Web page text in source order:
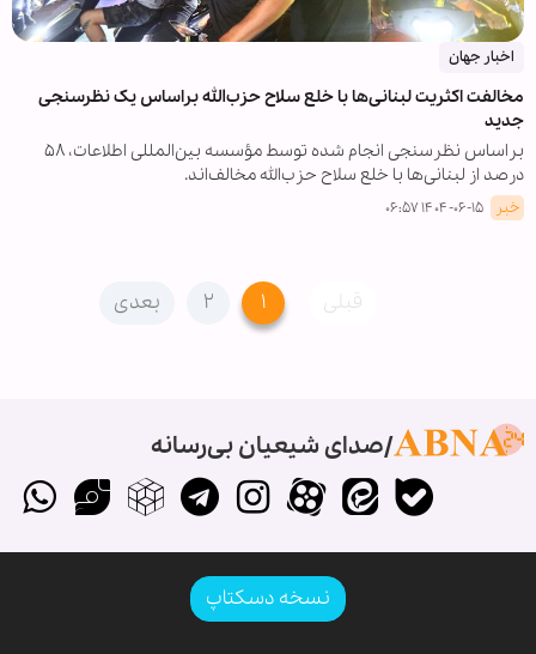
اخبار جهان
مخالفت اکثریت لبنانی‌ها با خلع سلاح حزب‌الله براساس یک نظرسنجی
جدید
براساس نظرسنجی انجام شده توسط مؤسسه بین‌المللی اطلاعات، ۵۸
درصد از لبنانی‌ها با خلع سلاح حزب‌الله مخالف‌اند.
خبر ۱۴۰۴-۰۶-۱۵ ۰۶:۵۷
قبلی ۱ ۲ بعدی
صدای شیعیان بی‌رسانه
نسخه دسکتاپ